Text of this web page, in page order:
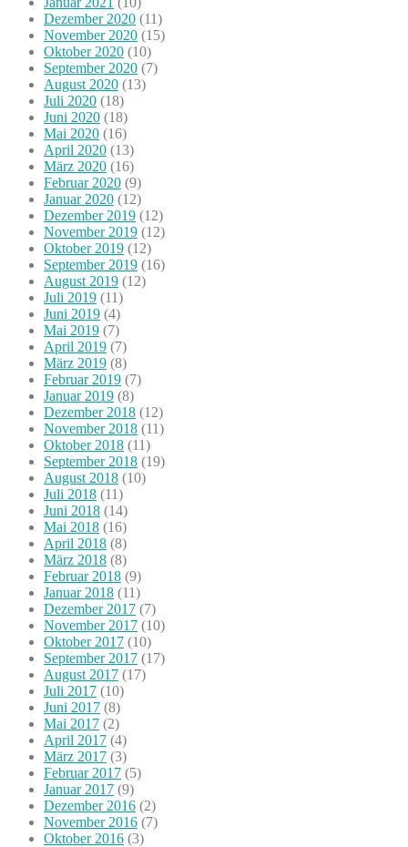
Dezember 2020 (11)
November 2020 (15)
Oktober 2020 (10)
September 2020 (7)
August 2020 (13)
Juli 2020 (18)
Juni 2020 (18)
Mai 2020 (16)
April 2020 (13)
März 2020 (16)
Februar 2020 (9)
Januar 2020 (12)
Dezember 2019 (12)
November 2019 (12)
Oktober 2019 (12)
September 2019 (16)
August 2019 (12)
Juli 2019 (11)
Juni 2019 (4)
Mai 2019 (7)
April 2019 (7)
März 2019 (8)
Februar 2019 (7)
Januar 2019 (8)
Dezember 2018 (12)
November 2018 (11)
Oktober 2018 (11)
September 2018 (19)
August 2018 (10)
Juli 2018 (11)
Juni 2018 (14)
Mai 2018 (16)
April 2018 (8)
März 2018 (8)
Februar 2018 (9)
Januar 2018 (11)
Dezember 2017 (7)
November 2017 (10)
Oktober 2017 (10)
September 2017 (17)
August 2017 (17)
Juli 2017 (10)
Juni 2017 (8)
Mai 2017 (2)
April 2017 (4)
März 2017 (3)
Februar 2017 (5)
Januar 2017 (9)
Dezember 2016 (2)
November 2016 (7)
Oktober 2016 (3)